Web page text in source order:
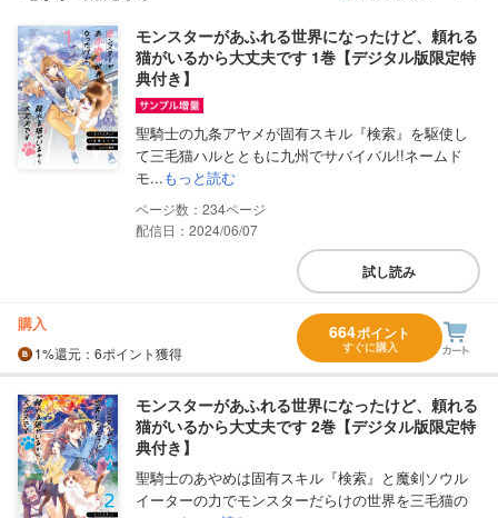
モンスターがあふれる世界になったけど、頼れる
猫がいるから大丈夫です 1巻【デジタル版限定特
典付き】
聖騎士の九条アヤメが固有スキル『検索』を駆使し
て三毛猫ハルとともに九州でサバイバル!!ネームド
モ...もっと読む
234
配信日：2024/06/07
試し読み
購入
1%還元 ：6ポイント獲得
664ポイント
すぐに購入
モンスターがあふれる世界になったけど、頼れる
猫がいるから大丈夫です 2巻【デジタル版限定特
典付き】
聖騎士のあやめは固有スキル『検索』と魔剣ソウル
イーターの力でモンスターだらけの世界を三毛猫の